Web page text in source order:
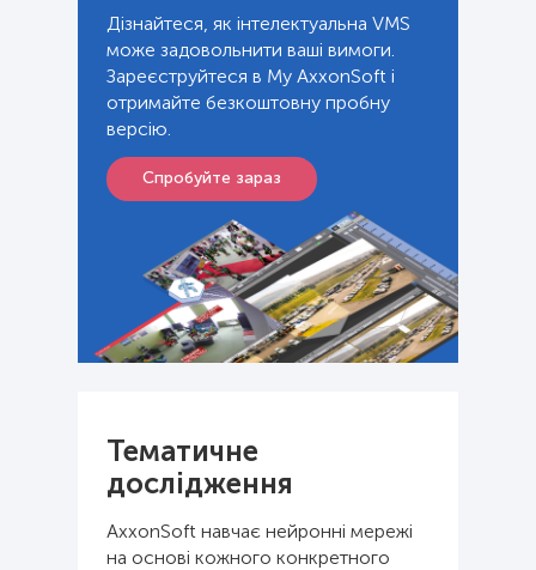
Дізнайтеся, як інтелектуальна VMS
може задовольнити ваші вимоги.
Зареєструйтеся в My AxxonSoft і
отримайте безкоштовну пробну
версію.
Спробуйте зараз
Тематичне
дослідження
AxxonSoft навчає нейронні мережі
на основі кожного конкретного